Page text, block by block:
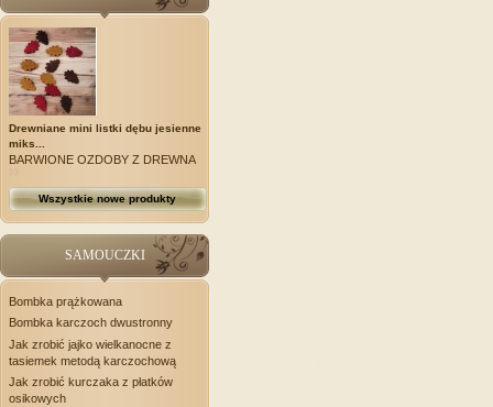
Drewniane mini listki dębu jesienne
miks...
BARWIONE OZDOBY Z DREWNA
Wszystkie nowe produkty
SAMOUCZKI
Bombka prążkowana
Bombka karczoch dwustronny
Jak zrobić jajko wielkanocne z
tasiemek metodą karczochową
Jak zrobić kurczaka z płatków
osikowych